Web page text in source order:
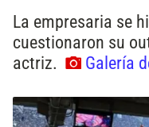
La empresaria se
cuestionaron su
actriz.
Galería